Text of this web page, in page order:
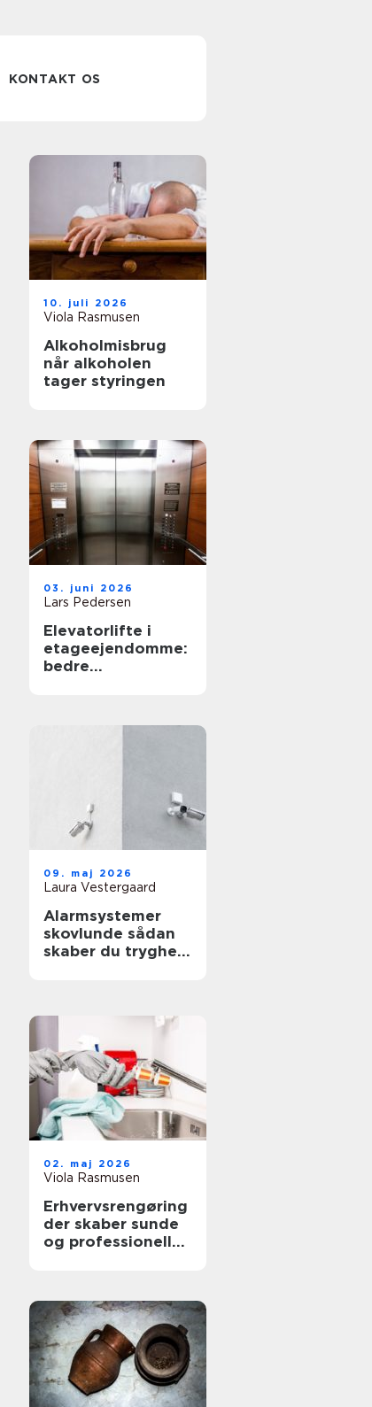
KONTAKT OS
10. juli 2026
Viola Rasmusen
Alkoholmisbrug
når alkoholen
tager styringen
03. juni 2026
Lars Pedersen
Elevatorlifte i
etageejendomme:
bedre
09. maj 2026
Laura Vestergaard
Alarmsystemer
skovlunde sådan
skaber du tryghed
02. maj 2026
Viola Rasmusen
Erhvervsrengøring
der skaber sunde
og professionelle